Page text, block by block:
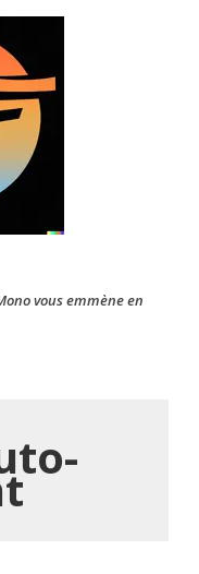
vous emmène en